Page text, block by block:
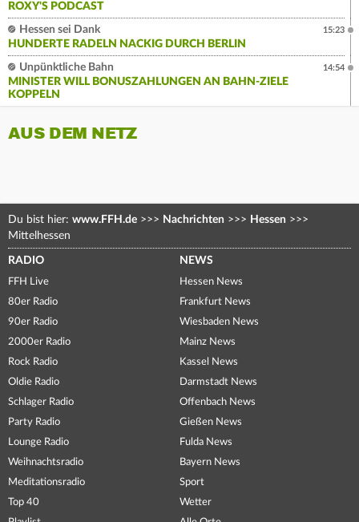
ROXY'S PODCAST
Hessen sei Dank
HUNDERTE RADELN NACKIG DURCH BERLIN
15:23
Unpünktliche Bahn
MINISTER WILL BONUSZAHLUNGEN AN BAHN-ZIELE
KOPPELN
14:54
AUS DEM NETZ
Du bist hier: www.FFH.de >>> Nachrichten >>> Hessen >>>
Mittelhessen
RADIO
FFH Live
80er Radio
90er Radio
2000er Radio
Rock Radio
Oldie Radio
Schlager Radio
Party Radio
Lounge Radio
Weihnachtsradio
Meditationsradio
Top 40
NEWS
Hessen News
Frankfurt News
Wiesbaden News
Mainz News
Kassel News
Darmstadt News
Offenbach News
Gießen News
Fulda News
Bayern News
Sport
Wetter